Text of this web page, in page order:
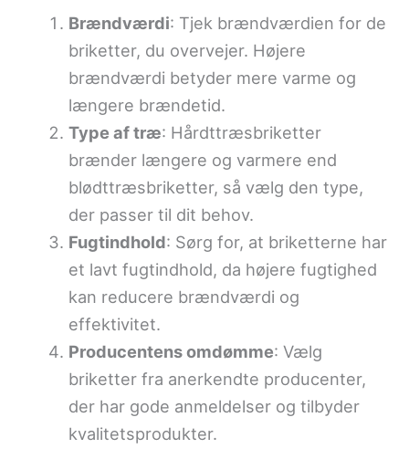
Brændværdi: Tjek brændværdien for de
briketter, du overvejer. Højere
brændværdi betyder mere varme og
længere brændetid.
Type af træ: Hårdttræsbriketter
brænder længere og varmere end
blødttræsbriketter, så vælg den type,
der passer til dit behov.
Fugtindhold: Sørg for, at briketterne har
et lavt fugtindhold, da højere fugtighed
kan reducere brændværdi og
effektivitet.
Producentens omdømme: Vælg
briketter fra anerkendte producenter,
der har gode anmeldelser og tilbyder
kvalitetsprodukter.